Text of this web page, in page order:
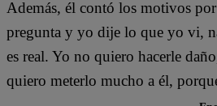
Además, él contó los motivos
pregunta y yo dije lo que yo vi,
es real. Yo no quiero hacerle
quiero meterlo mucho a él,